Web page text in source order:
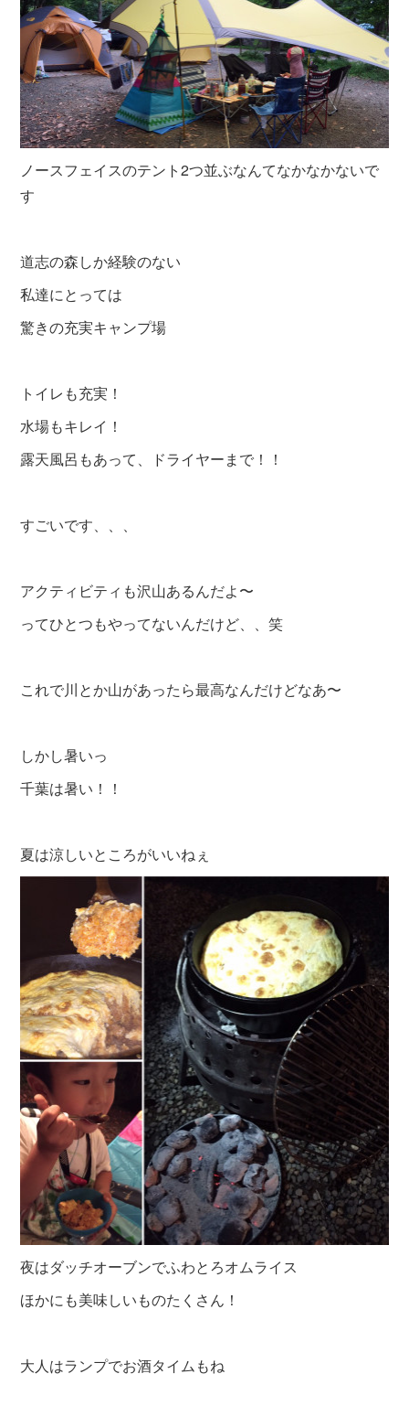
ノースフェイスのテント2つ並ぶなんてなかなかないで
す
道志の森しか経験のない
私達にとっては
驚きの充実キャンプ場
トイレも充実！
水場もキレイ！
露天風呂もあって、ドライヤーまで！！
すごいです、、、
アクティビティも沢山あるんだよ〜
ってひとつもやってないんだけど、、笑
これで川とか山があったら最高なんだけどなあ〜
しかし暑いっ
千葉は暑い！！
夏は涼しいところがいいねぇ
夜はダッチオーブンでふわとろオムライス
ほかにも美味しいものたくさん！
大人はランプでお酒タイムもね